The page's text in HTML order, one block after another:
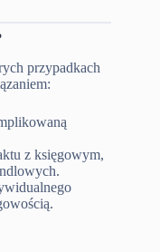
przypadkach
z księgowym,